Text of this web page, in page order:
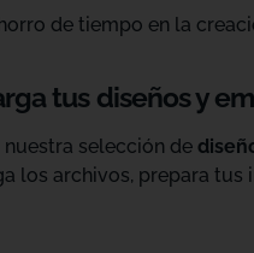
de tiempo en la
tus diseños y
nuestra selección de
los archivos, prepara